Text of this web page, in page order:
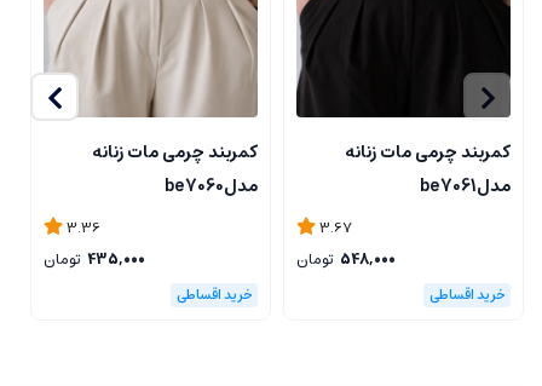
کمربند چرمی مات زنانه
مدلbe7061
3.67
548,000 تومان
کمربند چرمی مات زنانه
مدلbe7060
3.36
435,000 تومان